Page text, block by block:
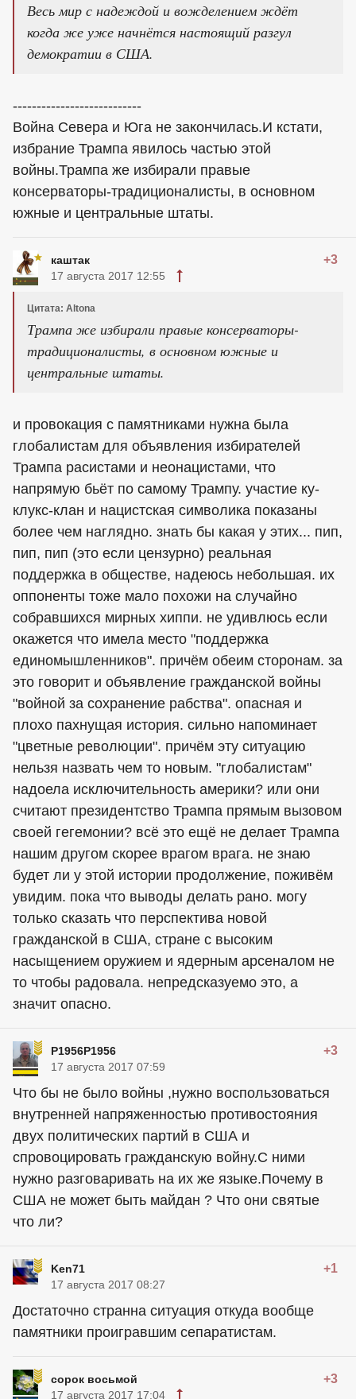
Весь мир с надеждой и вожделением ждёт
когда же уже начнётся настоящий разгул
демократии в США.
---------------------------
Война Севера и Юга не закончилась.И кстати,
избрание Трампа явилось частью этой
войны.Трампа же избирали правые
консерваторы-традиционалисты, в основном
южные и центральные штаты.
каштак +3
17 августа 2017 12:55
Цитата: Altona
Трампа же избирали правые консерваторы-
традиционалисты, в основном южные и
центральные штаты.
и провокация с памятниками нужна была
глобалистам для объявления избирателей
Трампа расистами и неонацистами, что
напрямую бьёт по самому Трампу. участие ку-
клукс-клан и нацистская символика показаны
более чем наглядно. знать бы какая у этих... пип,
пип, пип (это если цензурно) реальная
поддержка в обществе, надеюсь небольшая. их
оппоненты тоже мало похожи на случайно
собравшихся мирных хиппи. не удивлюсь если
окажется что имела место "поддержка
единомышленников". причём обеим сторонам. за
это говорит и объявление гражданской войны
"войной за сохранение рабства". опасная и
плохо пахнущая история. сильно напоминает
"цветные революции". причём эту ситуацию
нельзя назвать чем то новым. "глобалистам"
надоела исключительность америки? или они
считают президентство Трампа прямым вызовом
своей гегемонии? всё это ещё не делает Трампа
нашим другом скорее врагом врага. не знаю
будет ли у этой истории продолжение, поживём
увидим. пока что выводы делать рано. могу
только сказать что перспектива новой
гражданской в США, стране с высоким
насыщением оружием и ядерным арсеналом не
то чтобы радовала. непредсказуемо это, а
значит опасно.
P1956P1956 +3
17 августа 2017 07:59
Что бы не было войны ,нужно воспользоваться
внутренней напряженностью противостояния
двух политических партий в США и
спровоцировать гражданскую войну.С ними
нужно разговаривать на их же языке.Почему в
США не может быть майдан ? Что они святые
что ли?
Ken71 +1
17 августа 2017 08:27
Достаточно странна ситуация откуда вообще
памятники проигравшим сепаратистам.
сорок восьмой +3
17 августа 2017 17:04